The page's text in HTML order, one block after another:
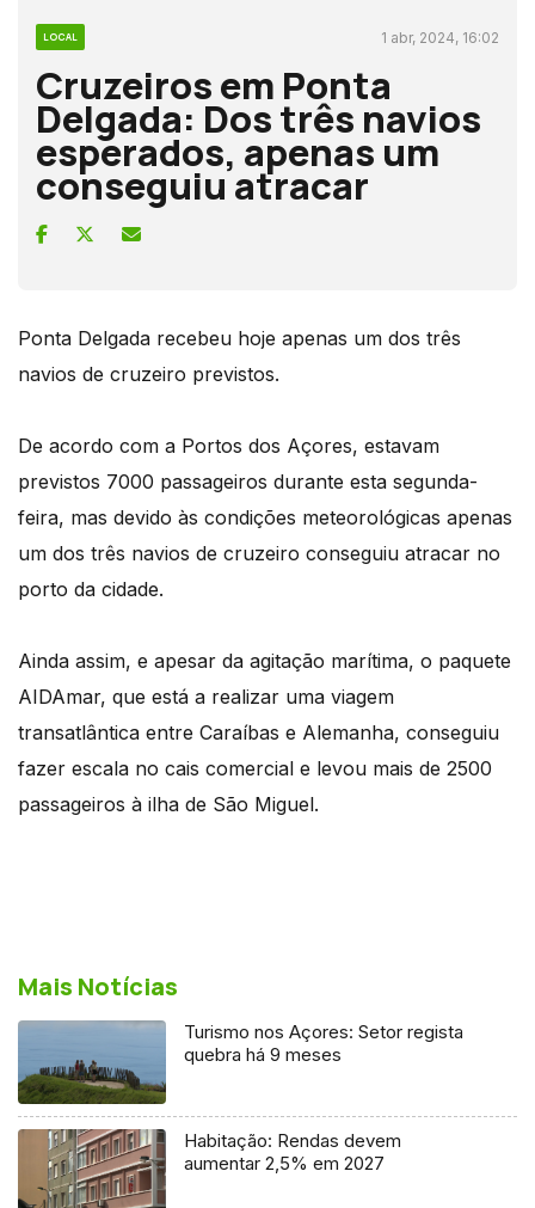
LOCAL 1 abr, 2024, 16:02
Cruzeiros em Ponta
Delgada: Dos três navios
esperados, apenas um
conseguiu atracar
Ponta Delgada recebeu hoje apenas um dos três
navios de cruzeiro previstos.
De acordo com a Portos dos Açores, estavam
previstos 7000 passageiros durante esta segunda-
feira, mas devido às condições meteorológicas apenas
um dos três navios de cruzeiro conseguiu atracar no
porto da cidade.
Ainda assim, e apesar da agitação marítima, o paquete
AIDAmar, que está a realizar uma viagem
transatlântica entre Caraíbas e Alemanha, conseguiu
fazer escala no cais comercial e levou mais de 2500
passageiros à ilha de São Miguel.
Mais Notícias
Turismo nos Açores: Setor regista
quebra há 9 meses
Habitação: Rendas devem
aumentar 2,5% em 2027